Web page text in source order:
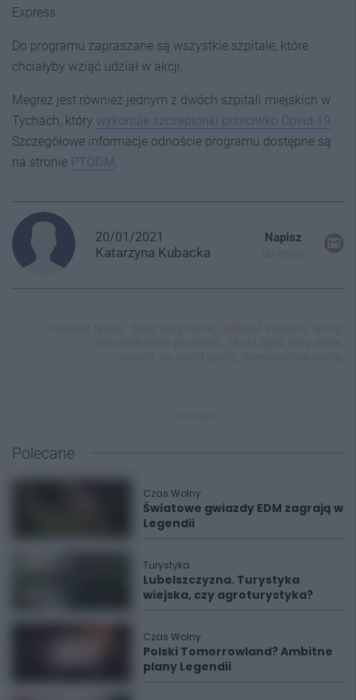
Express.
Do programu zapraszane są wszystkie szpitale, które
chciałyby wziąć udział w akcji.
Megrez jest również jednym z dwóch szpitali miejskich w
Tychach, który wykonuje szczepionki przeciwko Covid-19
Szczegółowe informacje odnoście programu dostępne są
na stronie PTODM
20/01/2021
Katarzyna Kubacka
Napisz
Polecane
Czas Wolny
Światowe gwiazdy EDM zagrają w
Legendii
Turystyka
Lubelszczyzna. Turystyka
wiejska, czy agroturystyka?
Czas Wolny
Polski Tomorrowland? Ambitne
plany Legendii